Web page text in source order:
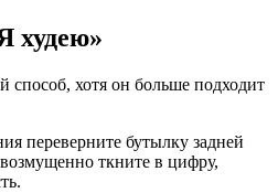
худею»
способ, хотя он больше подходит
переверните бутылку задней
ткните в цифру,